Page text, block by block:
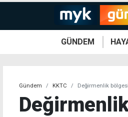
GÜNDEM
Gündem KKTC Değirmenlik